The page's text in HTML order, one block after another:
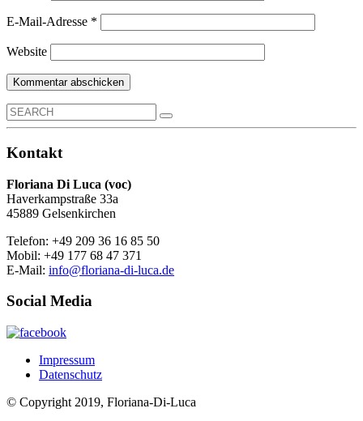
E-Mail-Adresse *
Website
Search
for:
Kontakt
Floriana Di Luca (voc)
Haverkampstraße 33a
45889 Gelsenkirchen
Telefon: +49 209 36 16 85 50
Mobil: +49 177 68 47 371
E-Mail: info@floriana-di-luca.de
Social Media
Impressum
Datenschutz
© Copyright 2019, Floriana-Di-Luca